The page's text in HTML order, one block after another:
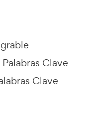
Clave
Clave